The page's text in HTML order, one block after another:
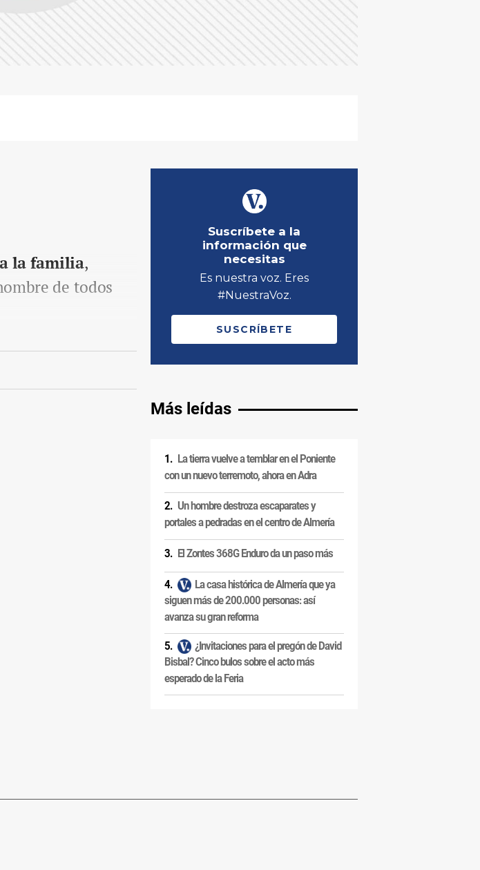
la familia,
de todos
Más leídas
La tierra vuelve a temblar en el Poniente
con un nuevo terremoto, ahora en Adra
Un hombre destroza escaparates y
portales a pedradas en el centro de Almería
El Zontes 368G Enduro da un paso más
La casa histórica de Almería que ya
siguen más de 200.000 personas: así
avanza su gran reforma
¿Invitaciones para el pregón de David
Bisbal? Cinco bulos sobre el acto más
esperado de la Feria